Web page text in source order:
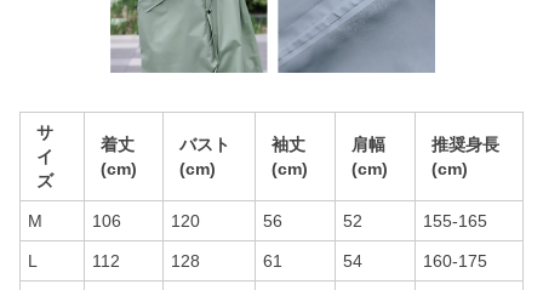
サ
イ
ズ
着丈
(cm)
バスト
(cm)
袖丈
(cm)
肩幅
(cm)
推奨身長
(cm)
M 106 120 56 52 155-165
L 112 128 61 54 160-175